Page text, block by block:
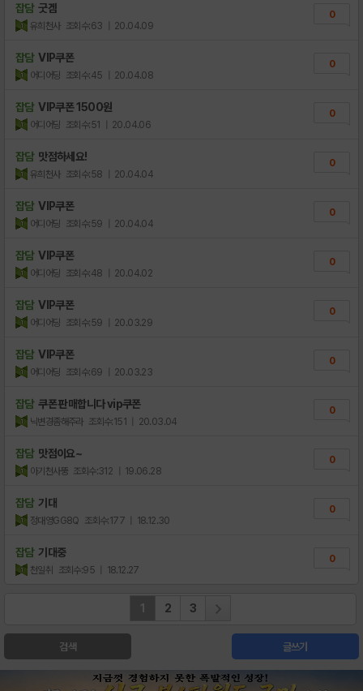
잡담 굿겜
유희천사 조회수:63 | 20.04.09
0
잡담 VIP쿠폰
어디어딩 조회수:45 | 20.04.08
0
잡담 VIP쿠폰 1500원
어디어딩 조회수:51 | 20.04.06
0
잡담 맛점하세요!
유희천사 조회수:58 | 20.04.04
0
잡담 VIP쿠폰
어디어딩 조회수:59 | 20.04.04
0
잡담 VIP쿠폰
어디어딩 조회수:48 | 20.04.02
0
잡담 VIP쿠폰
어디어딩 조회수:59 | 20.03.29
0
잡담 VIP쿠폰
어디어딩 조회수:69 | 20.03.23
0
잡담 쿠폰 판매합니다 vip쿠폰
닉변경좀해주라 조회수:151 | 20.03.04
0
잡담 맛점이요~
아기천사뚱 조회수:312 | 19.06.28
0
잡담 기대
정대영GG8Q 조회수:177 | 18.12.30
0
잡담 기대중
천일취 조회수:95 | 18.12.27
0
1 2 3
검색 글쓰기